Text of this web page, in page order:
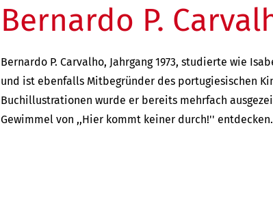
Bernardo P.
Bernardo P. Carvalho, Jahrgang 1973, studierte wie
und ist ebenfalls Mitbegründer des portugiesischen
Buchillustrationen wurde er bereits mehrfach
Gewimmel von ,,Hier kommt keiner durch!'' entdecken.